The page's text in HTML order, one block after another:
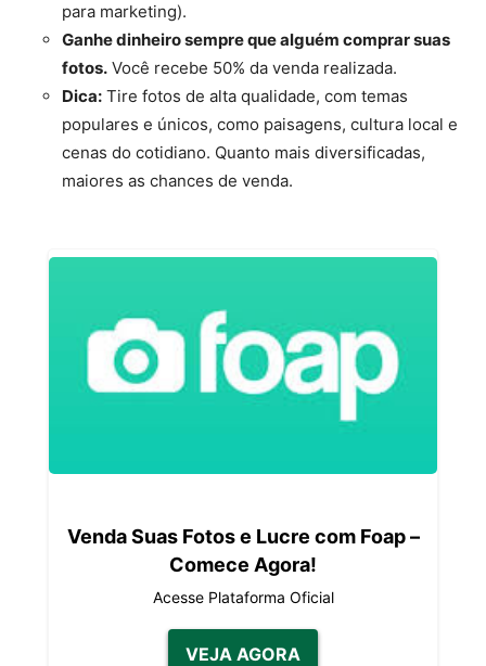
para marketing).
Ganhe dinheiro sempre que alguém comprar suas
fotos. Você recebe 50% da venda realizada.
Dica: Tire fotos de alta qualidade, com temas
populares e únicos, como paisagens, cultura local e
cenas do cotidiano. Quanto mais diversificadas,
maiores as chances de venda.
Venda Suas Fotos e Lucre com Foap –
Comece Agora!
Acesse Plataforma Oficial
VEJA AGORA